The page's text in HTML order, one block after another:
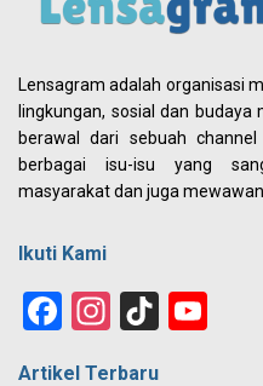
Lensagram adalah organisasi
lingkungan, sosial dan budaya
berawal dari sebuah
berbagai isu-isu yang
masyarakat dan juga
Ikuti Kami
Facebook
Instagram
TikTok
Artikel Terbaru